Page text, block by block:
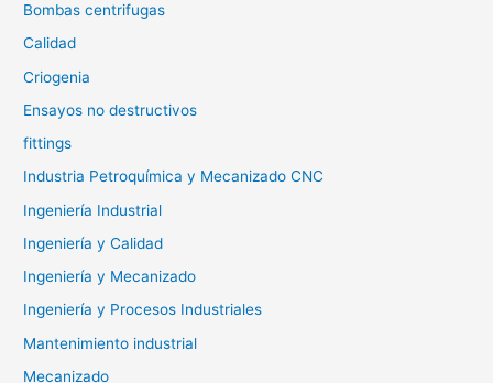
Bombas centrifugas
Calidad
Criogenia
Ensayos no destructivos
fittings
Industria Petroquímica y Mecanizado CNC
Ingeniería Industrial
Ingeniería y Calidad
Ingeniería y Mecanizado
Ingeniería y Procesos Industriales
Mantenimiento industrial
Mecanizado